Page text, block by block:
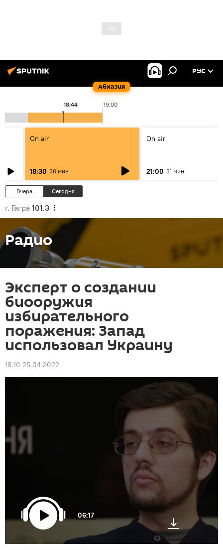
Абхазия
РУС
19:00
18:44
On air
18:30 30 мин
On air
21:00 31 мин
Вчера Сегодня
г. Гагра 101.3
Радио
Эксперт о создании
биооружия
избирательного
поражения: Запад
использовал Украину
18:10 25.04.2022
06:17